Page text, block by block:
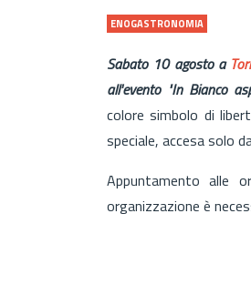
ENOGASTRONOMIA
Sabato 10 agosto a
all'evento "In Bianco
colore simbolo di
speciale, accesa solo
Appuntamento alle
organizzazione è